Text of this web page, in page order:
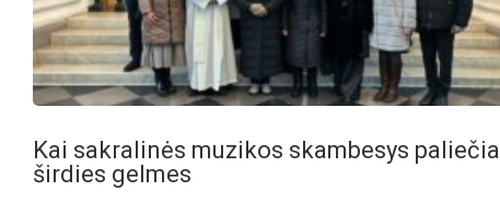
Kai sak­ra­li­nės mu­zi­kos skam­be­sys pa­lie­čia
šir­dies gel­mes